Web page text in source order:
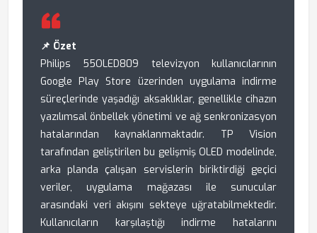
📌 Özet
Philips 55OLED809 televizyon kullanıcılarının
Google Play Store üzerinden uygulama indirme
süreçlerinde yaşadığı aksaklıklar, genellikle cihazın
yazılımsal önbellek yönetimi ve ağ senkronizasyon
hatalarından kaynaklanmaktadır. TP Vision
tarafından geliştirilen bu gelişmiş OLED modelinde,
arka planda çalışan servislerin biriktirdiği geçici
veriler, uygulama mağazası ile sunucular
arasındaki veri akışını sekteye uğratabilmektedir.
Kullanıcıların karşılaştığı indirme hatalarını